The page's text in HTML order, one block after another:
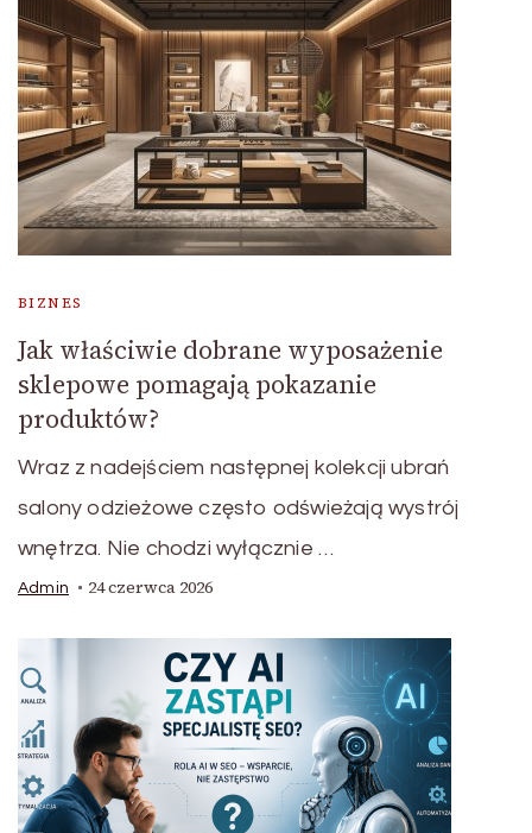
BIZNES
Jak właściwie dobrane wyposażenie
sklepowe pomagają pokazanie
produktów?
Wraz z nadejściem następnej kolekcji ubrań
salony odzieżowe często odświeżają wystrój
wnętrza. Nie chodzi wyłącznie …
Admin 24 czerwca 2026